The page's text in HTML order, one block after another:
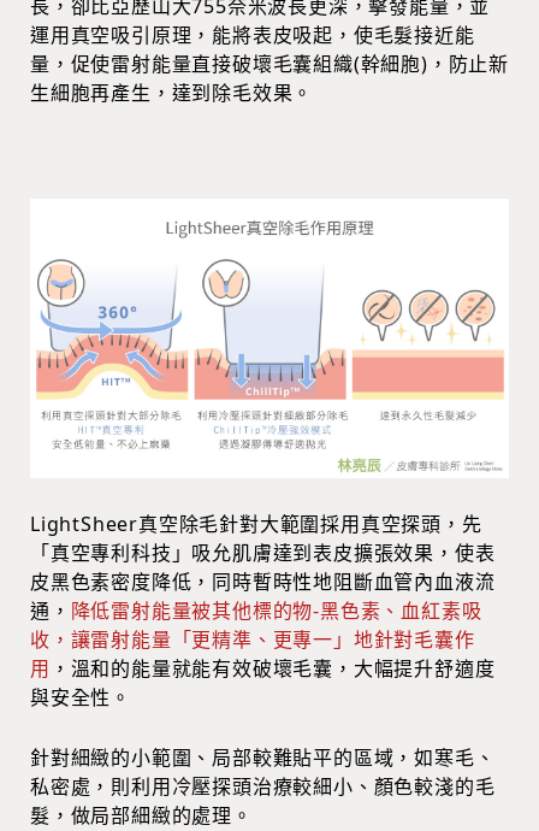
長，卻比亞歷山大755奈米波長更深，擊發能量，並
運用真空吸引原理，能將表皮吸起，使毛髮接近能
量，促使雷射能量直接破壞毛囊組織(幹細胞)，防止新
生細胞再產生，達到除毛效果。
LightSheer真空除毛針對大範圍採用真空探頭，先
「真空專利科技」吸允肌膚達到表皮擴張效果，使表
皮黑色素密度降低，同時暫時性地阻斷血管內血液流
通， 降低雷射能量被其他標的物-黑色素、血紅素吸
收，讓雷射能量「更精準、更專一」地針對毛囊作
用 ，溫和的能量就能有效破壞毛囊，大幅提升舒適度
與安全性。
針對細緻的小範圍、局部較難貼平的區域，如寒毛、
私密處，則利用冷壓探頭治療較細小、顏色較淺的毛
髮，做局部細緻的處理。